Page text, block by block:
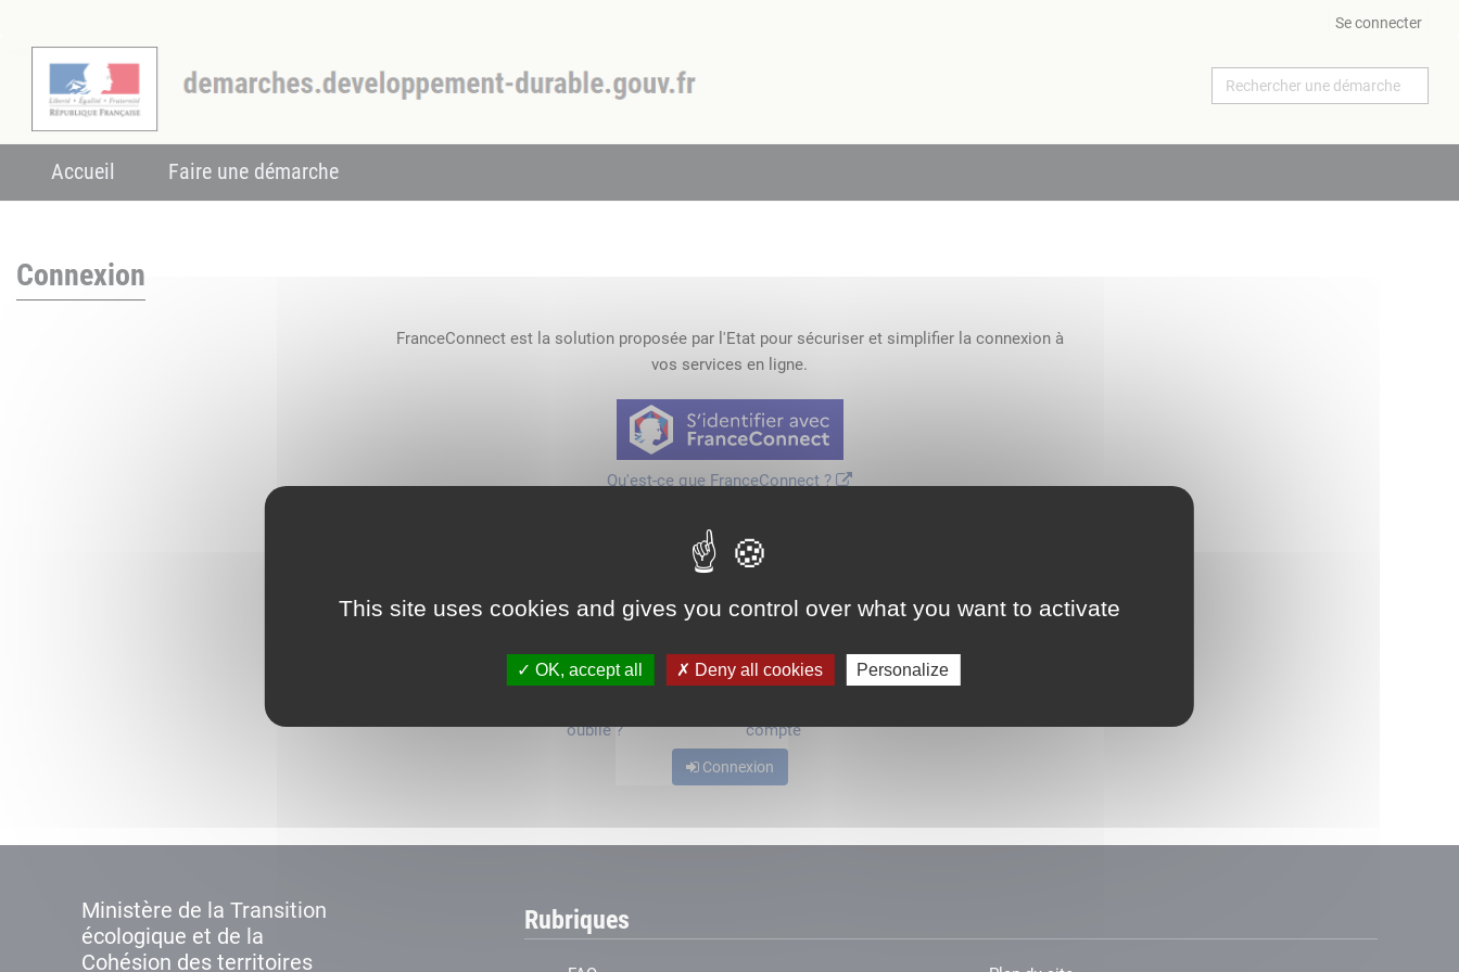
This site uses cookies and gives you control over what you want to activate
OK, accept all Deny all cookies Personalize
Se connecter
Accueil Faire une démarche
Connexion
FranceConnect est la solution proposée par l'Etat pour sécuriser et simplifier la connexion à
vos services en ligne.
Qu'est-ce que FranceConnect ?
oublié ?
compte
Connexion
Ministère de la Transition
écologique et de la
Cohésion des territoires
Rubriques